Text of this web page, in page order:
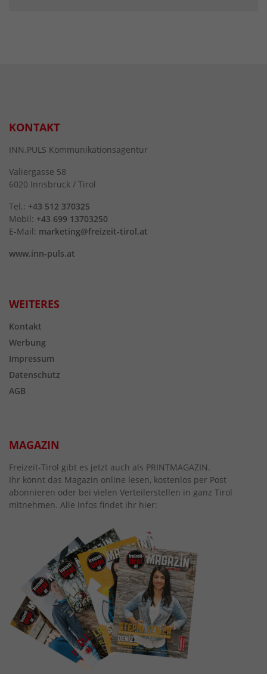
KONTAKT
INN.PULS Kommunikationsagentur
Valiergasse 58
6020 Innsbruck / Tirol
Tel.: +43 512 370325
Mobil: +43 699 13703250
E-Mail: marketing@freizeit-tirol.at
www.inn-puls.at
WEITERES
Kontakt
Werbung
Impressum
Datenschutz
AGB
MAGAZIN
Freizeit-Tirol gibt es jetzt auch als PRINTMAGAZIN.
Ihr könnt das Magazin online lesen, kostenlos per Post
abonnieren oder bei vielen Verteilerstellen in ganz Tirol
mitnehmen. Alle Infos findet ihr hier: